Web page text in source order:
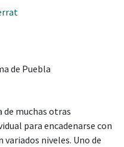
de Puebla
de muchas otras
para encadenarse con
niveles. Uno de